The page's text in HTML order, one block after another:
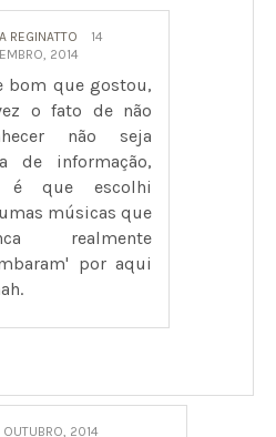
REGINATTO
14
2014
bom que gostou,
o fato de não
não seja
de informação,
é que escolhi
músicas que
realmente
por aqui
2014